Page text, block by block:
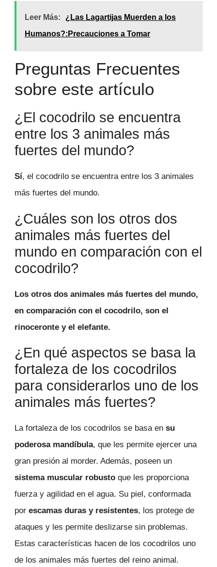
Leer Más:
¿Las Lagartijas Muerden a los
Humanos?:Precauciones a Tomar
Preguntas Frecuentes
sobre este artículo
¿El cocodrilo se encuentra
entre los 3 animales más
fuertes del mundo?
Sí, el cocodrilo se encuentra entre los 3 animales
más fuertes del mundo.
¿Cuáles son los otros dos
animales más fuertes del
mundo en comparación con el
cocodrilo?
Los otros dos animales más fuertes del mundo,
en comparación con el cocodrilo, son el
rinoceronte y el elefante.
¿En qué aspectos se basa la
fortaleza de los cocodrilos
para considerarlos uno de los
animales más fuertes?
La fortaleza de los cocodrilos se basa en su
poderosa mandíbula, que les permite ejercer una
gran presión al morder. Además, poseen un
sistema muscular robusto que les proporciona
fuerza y agilidad en el agua. Su piel, conformada
por escamas duras y resistentes, los protege de
ataques y les permite deslizarse sin problemas.
Estas características hacen de los cocodrilos uno
de los animales más fuertes del reino animal.